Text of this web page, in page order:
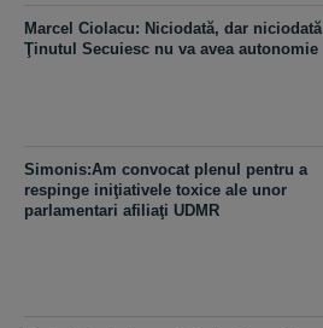
Marcel Ciolacu: Niciodată, dar niciodată
Ţinutul Secuiesc nu va avea autonomie
Simonis:Am convocat plenul pentru a
respinge iniţiativele toxice ale unor
parlamentari afiliaţi UDMR